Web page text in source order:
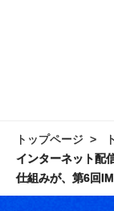
トップページ
インターネット配
仕組みが、第6回